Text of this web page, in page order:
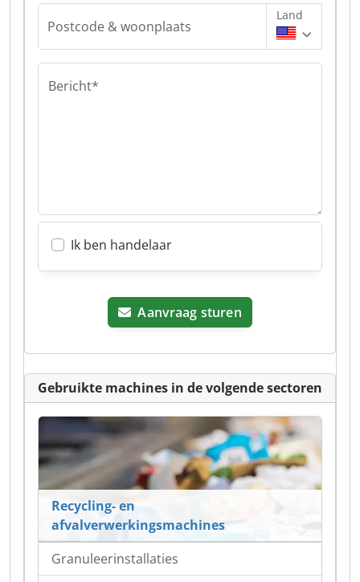
Postcode & woonplaats
Land
Bericht*
Ik ben handelaar
Aanvraag sturen
Gebruikte machines in de volgende sectoren
Recycling- en
afvalverwerkingsmachines
Granuleerinstallaties